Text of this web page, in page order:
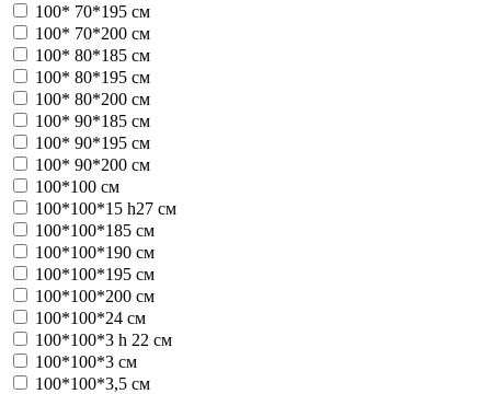
100* 70*195 см
100* 70*200 см
100* 80*185 см
100* 80*195 см
100* 80*200 см
100* 90*185 см
100* 90*195 см
100* 90*200 см
100*100 см
100*100*15 h27 см
100*100*185 см
100*100*190 см
100*100*195 см
100*100*200 см
100*100*24 см
100*100*3 h 22 см
100*100*3 см
100*100*3,5 см